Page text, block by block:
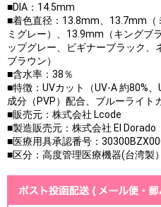
■DIA：14.5mm
■着色直径：13.8mm、13.7mm（
ミグレー）、13.9mm（キングブ
ップグレー、ビギナーブラック、
ブラウン）
■含水率：38％
■特徴：UVカット（UV-A 約80%
成分（PVP）配合、ブルーライト
■販売元：株式会社 Lcode
■製造販売元：株式会社 El Dorado
■医療用具承認番号：
■区分：高度管理医療機器(台湾製）